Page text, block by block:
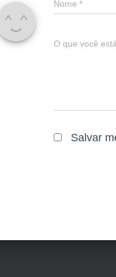
Nome *
O que você
Salvar